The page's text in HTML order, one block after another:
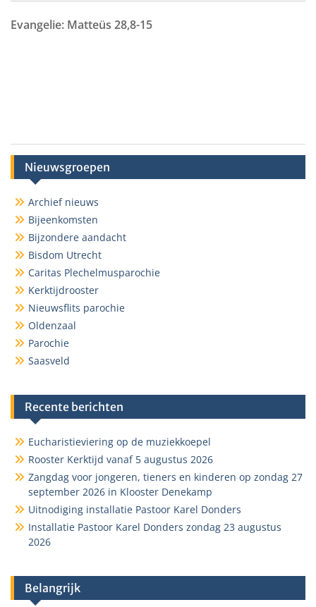
Evangelie: Matteüs 28,8-15
Nieuwsgroepen
Archief nieuws
Bijeenkomsten
Bijzondere aandacht
Bisdom Utrecht
Caritas Plechelmusparochie
Kerktijdrooster
Nieuwsflits parochie
Oldenzaal
Parochie
Saasveld
Recente berichten
Eucharistieviering op de muziekkoepel
Rooster Kerktijd vanaf 5 augustus 2026
Zangdag voor jongeren, tieners en kinderen op zondag 27
september 2026 in Klooster Denekamp
Uitnodiging installatie Pastoor Karel Donders
Installatie Pastoor Karel Donders zondag 23 augustus
2026
Belangrijk